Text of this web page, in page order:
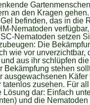
an den Kragen
befinden, das in die
Nematoden
Nematoden setzen
Die
wie vor
aus ihr schlüpfen
Bekämpfung stehen
zusehen. Für
dar: Einfach
und die